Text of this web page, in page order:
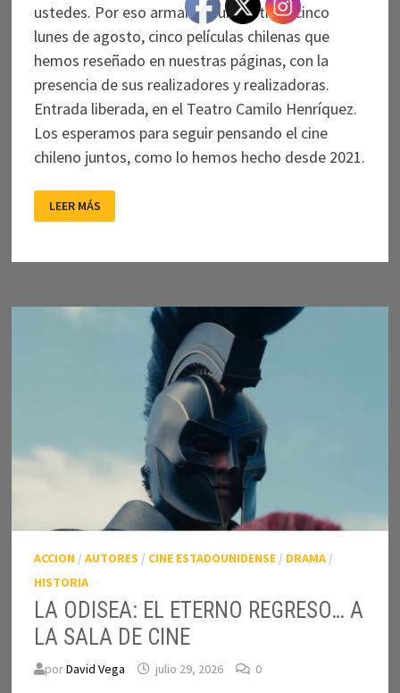
ustedes. Por eso armamos un festival: cinco
lunes de agosto, cinco películas chilenas que
hemos reseñado en nuestras páginas, con la
presencia de sus realizadores y realizadoras.
Entrada liberada, en el Teatro Camilo Henríquez.
Los esperamos para seguir pensando el cine
chileno juntos, como lo hemos hecho desde 2021.
PRIMER
PLANO
CUMPLE
Y
UN
LEER MÁS
ACCION / AUTORES / CINE ESTADOUNIDENSE/ DRAMA/
HISTORIA
LA ODISEA: EL ETERNO REGRESO… A
LA SALA DE CINE
porDavid Vega julio 29, 2026 0